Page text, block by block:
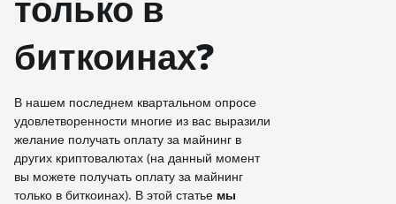
биткоинах?
В нашем последнем квартальном опросе
удовлетворенности многие из вас выразили
желание получать оплату за майнинг в
других криптовалютах (на данный момент
вы можете получать оплату за майнинг
только в биткоинах). В этой статье мы